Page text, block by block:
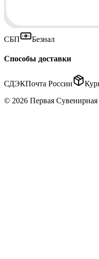
СБП Безнал
Способы доставки
СДЭКПочта России
© 2026 Первая